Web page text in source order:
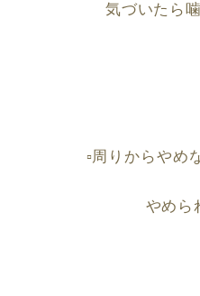
気づいたら
▫️周りからやめ
やめら